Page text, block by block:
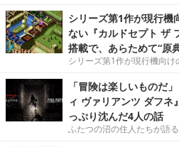
シリーズ第1作が現行機
ない『カルドセプト ザ
搭載で、あらためて“原
シリーズ第1作が現行機向け
「冒険は楽しいものだ
ィ ヴァリアンツ ダフ
っぷり沈んだ4人の話
ふたつの沼の住人たちが語る